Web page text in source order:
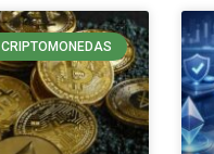
CRIPTOMONEDAS